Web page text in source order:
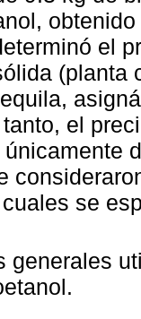
el
(planta
el
se
generales